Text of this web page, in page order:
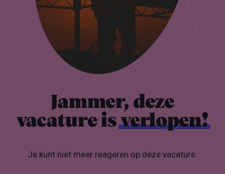
Jammer, deze
vacature isverlopen!
Je kunt niet meer reageren op deze vacature.